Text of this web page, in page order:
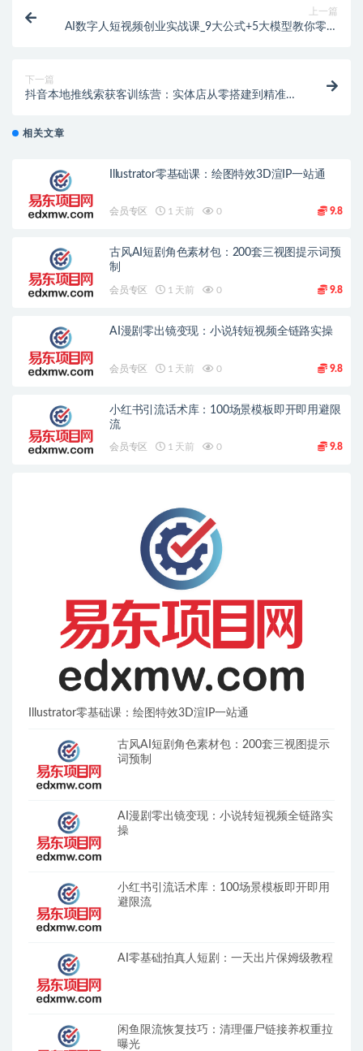
上一篇
AI数字人短视频创业实战课_9大公式+5大模型教你零基
下一篇
抖音本地推线索获客训练营：实体店从零搭建到精准引
相关文章
Illustrator零基础课：绘图特效3D渲IP一站通
会员专区 1 天前 0 9.8
古风AI短剧角色素材包：200套三视图提示词预
制
会员专区 1 天前 0 9.8
AI漫剧零出镜变现：小说转短视频全链路实操
会员专区 1 天前 0 9.8
小红书引流话术库：100场景模板即开即用避限
流
会员专区 1 天前 0 9.8
Illustrator零基础课：绘图特效3D渲IP一站通
古风AI短剧角色素材包：200套三视图提示
词预制
AI漫剧零出镜变现：小说转短视频全链路实
操
小红书引流话术库：100场景模板即开即用
避限流
AI零基础拍真人短剧：一天出片保姆级教程
闲鱼限流恢复技巧：清理僵尸链接养权重拉
曝光